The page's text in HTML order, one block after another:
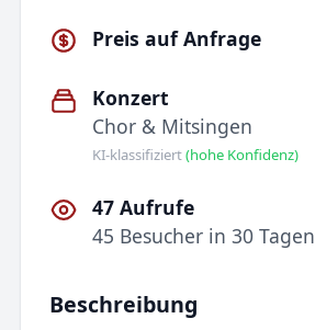
Preis auf Anfrage
Konzert
Chor & Mitsingen
KI-klassifiziert(hohe Konfidenz)
47 Aufrufe
45 Besucher in 30 Tagen
Beschreibung